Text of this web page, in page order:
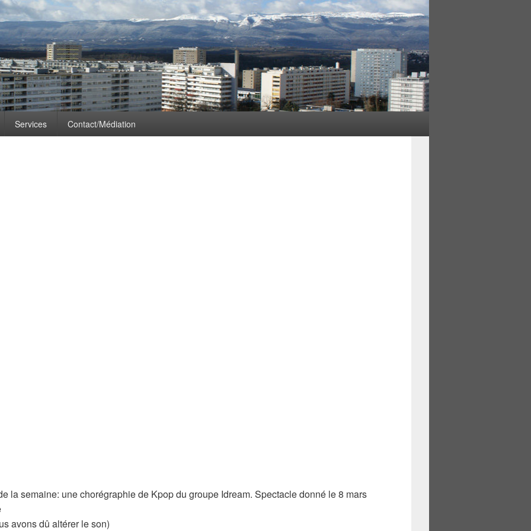
Services Contact/Médiation
Kpop
la semaine: une chorégraphie de Kpop du groupe Idream. Spectacle donné le 8 mars
avons dû altérer le son)